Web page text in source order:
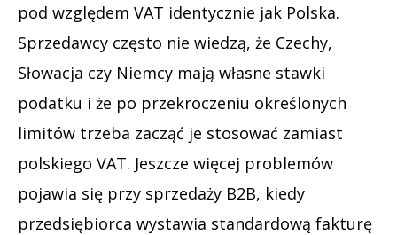
pod względem VAT identycznie jak Polska.
Sprzedawcy często nie wiedzą, że Czechy,
Słowacja czy Niemcy mają własne stawki
podatku i że po przekroczeniu określonych
limitów trzeba zacząć je stosować zamiast
polskiego VAT. Jeszcze więcej problemów
pojawia się przy sprzedaży B2B, kiedy
przedsiębiorca wystawia standardową fakturę